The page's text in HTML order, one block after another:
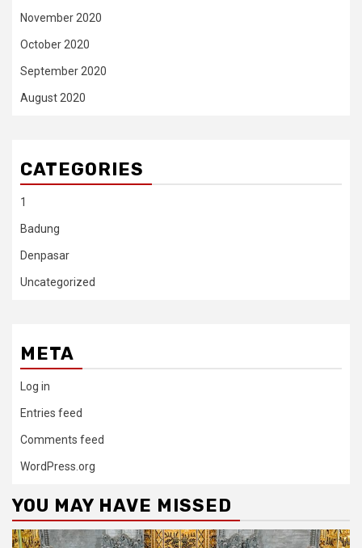
November 2020
October 2020
September 2020
August 2020
CATEGORIES
1
Badung
Denpasar
Uncategorized
META
Log in
Entries feed
Comments feed
WordPress.org
YOU MAY HAVE MISSED